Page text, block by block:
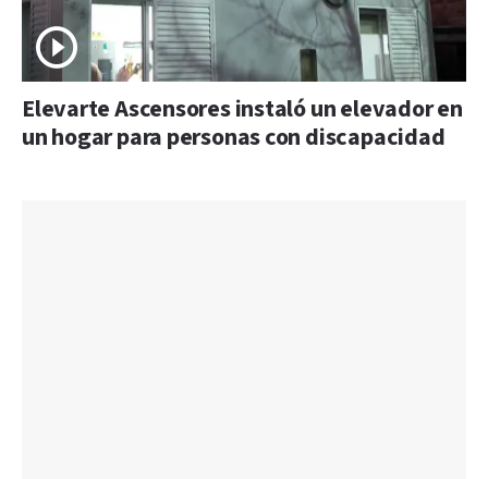
Elevarte Ascensores instaló un elevador en
un hogar para personas con discapacidad